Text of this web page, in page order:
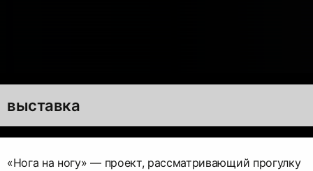
выставка
«Нога на ногу» — проект, рассматривающий прогулку